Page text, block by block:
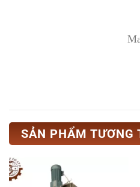
SẢN PHẨM TƯƠNG